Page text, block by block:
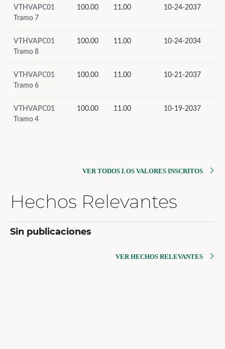
VTHVAPC01
Tramo 7
100.00 11.00 10-24-2037
VTHVAPC01
Tramo 8
100.00 11.00 10-24-2034
VTHVAPC01
Tramo 6
100.00 11.00 10-21-2037
VTHVAPC01
Tramo 4
100.00 11.00 10-19-2037
VER TODOS LOS VALORES INSCRITOS
Hechos Relevantes
Sin publicaciones
VER HECHOS RELEVANTES